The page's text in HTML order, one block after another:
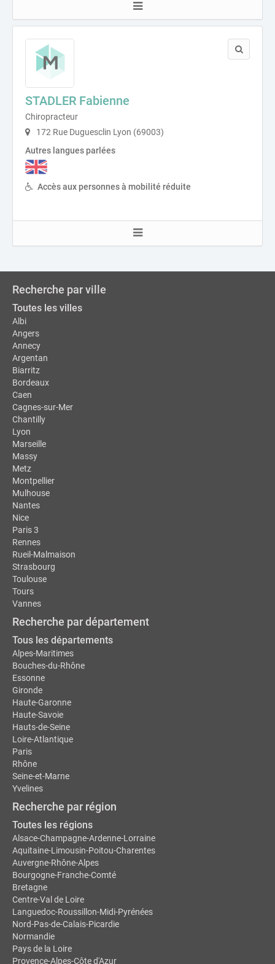
STADLER Fabienne
Chiropracteur
172 Rue Duguesclin Lyon (69003)
Autres langues parlées
Accès aux personnes à mobilité réduite
Recherche par ville
Toutes les villes
Albi
Angers
Annecy
Argentan
Biarritz
Bordeaux
Caen
Cagnes-sur-Mer
Chantilly
Lyon
Marseille
Massy
Metz
Montpellier
Mulhouse
Nantes
Nice
Paris 3
Rennes
Rueil-Malmaison
Strasbourg
Toulouse
Tours
Vannes
Recherche par département
Tous les départements
Alpes-Maritimes
Bouches-du-Rhône
Essonne
Gironde
Haute-Garonne
Haute-Savoie
Hauts-de-Seine
Loire-Atlantique
Paris
Rhône
Seine-et-Marne
Yvelines
Recherche par région
Toutes les régions
Alsace-Champagne-Ardenne-Lorraine
Aquitaine-Limousin-Poitou-Charentes
Auvergne-Rhône-Alpes
Bourgogne-Franche-Comté
Bretagne
Centre-Val de Loire
Languedoc-Roussillon-Midi-Pyrénées
Nord-Pas-de-Calais-Picardie
Normandie
Pays de la Loire
Provence-Alpes-Côte d'Azur